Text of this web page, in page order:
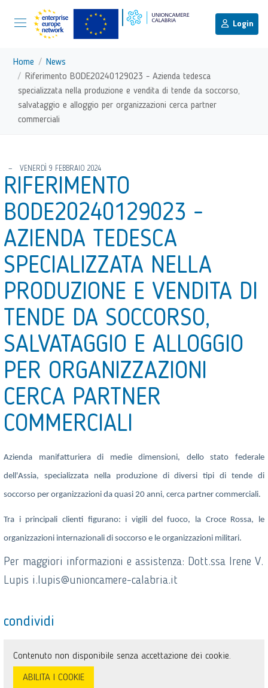
Vai ai contenuti
Login
torna al menu di scelta rapida
Menu di navigazione principale
Home
News
Riferimento BODE20240129023 - Azienda tedesca
specializzata nella produzione e vendita di tende da soccorso,
salvataggio e alloggio per organizzazioni cerca partner
commerciali
VENERDÌ 9 FEBBRAIO 2024
RIFERIMENTO
BODE20240129023 -
AZIENDA TEDESCA
SPECIALIZZATA NELLA
PRODUZIONE E VENDITA DI
TENDE DA SOCCORSO,
SALVATAGGIO E ALLOGGIO
PER ORGANIZZAZIONI
CERCA PARTNER
COMMERCIALI
Azienda manifatturiera di medie dimensioni, dello stato federale
dell'Assia, specializzata nella produzione di diversi tipi di tende di
soccorso per organizzazioni da quasi 20 anni, cerca partner commerciali.
Tra i principali clienti figurano: i vigili del fuoco, la Croce Rossa, le
organizzazioni internazionali di soccorso e le organizzazioni militari.
Per maggiori informazioni e assistenza: Dott.ssa Irene V.
Lupis i.lupis@unioncamere-calabria.it
condividi
Contenuto non disponibile senza accettazione dei cookie.
ABILITA I COOKIE